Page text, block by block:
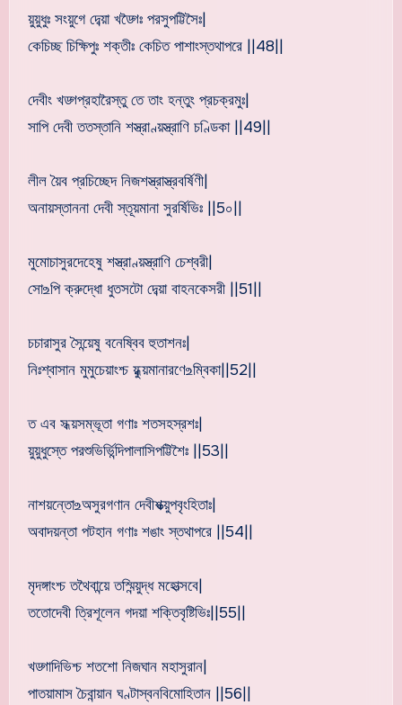
য়ুয়ুধুঃ সংয়ুগে দেব্য়া খড্গৈঃ পরসুপট্টিসৈঃ|
কেচিচ্ছ চিক্ষিপুঃ শক্তীঃ কেচিত পাশাংস্তথাপরে ||48||
দেবীং খড্গপ্রহারৈস্তু তে তাং হন্তুং প্রচক্রমুঃ|
সাপি দেবী ততস্তানি শস্ত্রাণ্য়স্ত্রাণি চণ্ডিকা ||49||
লীল য়ৈব প্রচিচ্ছেদ নিজশস্ত্রাস্ত্রবর্ষিণী|
অনায়স্তাননা দেবী স্তূয়মানা সুরর্ষিভিঃ ||5০||
মুমোচাসুরদেহেষু শস্ত্রাণ্য়স্ত্রাণি চেশ্বরী|
সো‌உপি ক্রুদ্ধো ধুতসটো দেব্য়া বাহনকেসরী ||51||
চচারাসুর সৈন্য়েষু বনেষ্বিব হুতাশনঃ|
নিঃশ্বাসান মুমুচেয়াংশ্চ য়ুধ্য়মানারণে‌உম্বিকা||52||
ত এব সধ্য়সম্ভূতা গণাঃ শতসহস্রশঃ|
য়ুয়ুধুস্তে পরশুভির্ভিন্দিপালাসিপট্টিশৈঃ ||53||
নাশয়ন্তো‌உঅসুরগণান দেবীশক্ত্য়ুপবৃংহিতাঃ|
অবাদয়ন্তা পটহান গণাঃ শঙাং স্তথাপরে ||54||
মৃদঙ্গাংশ্চ তথৈবান্য়ে তস্মিন্য়ুদ্ধ মহোত্সবে|
ততোদেবী ত্রিশূলেন গদয়া শক্তিবৃষ্টিভিঃ||55||
খড্গাদিভিশ্চ শতশো নিজঘান মহাসুরান|
পাতয়ামাস চৈবান্য়ান ঘণ্টাস্বনবিমোহিতান ||56||